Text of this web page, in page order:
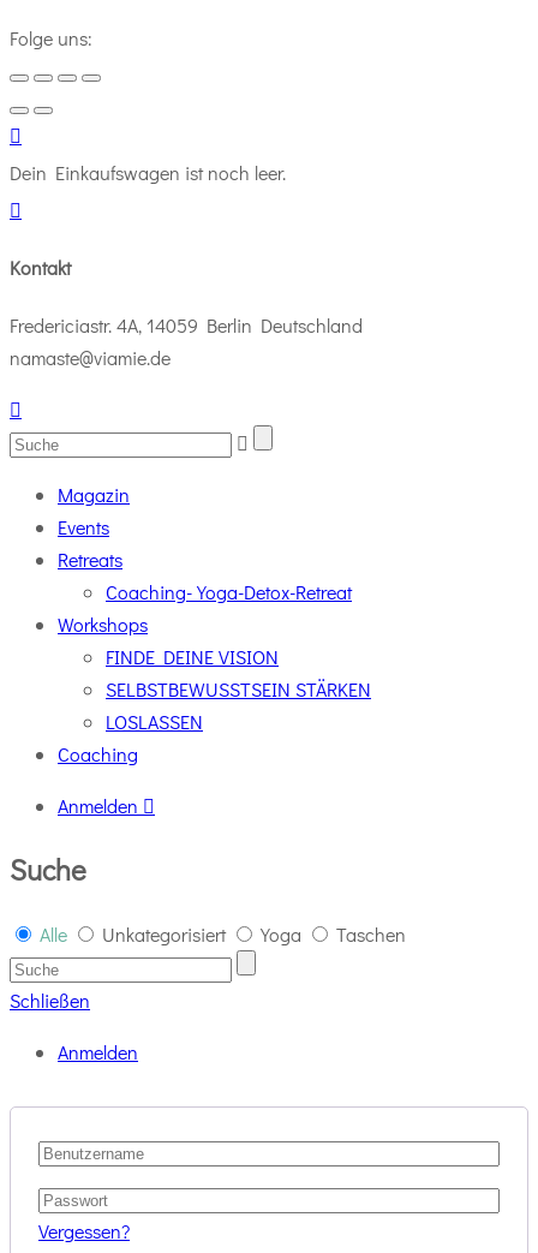
Folge uns:
Dein Einkaufswagen ist noch leer.
Kontakt
Fredericiastr. 4A, 14059 Berlin Deutschland
namaste@viamie.de
Magazin
Events
Retreats
Coaching-Yoga-Detox-Retreat
Workshops
FINDE DEINE VISION
SELBSTBEWUSSTSEIN STÄRKEN
LOSLASSEN
Coaching
Anmelden
Suche
Alle Unkategorisiert Yoga Taschen
Schließen
Anmelden
Vergessen?